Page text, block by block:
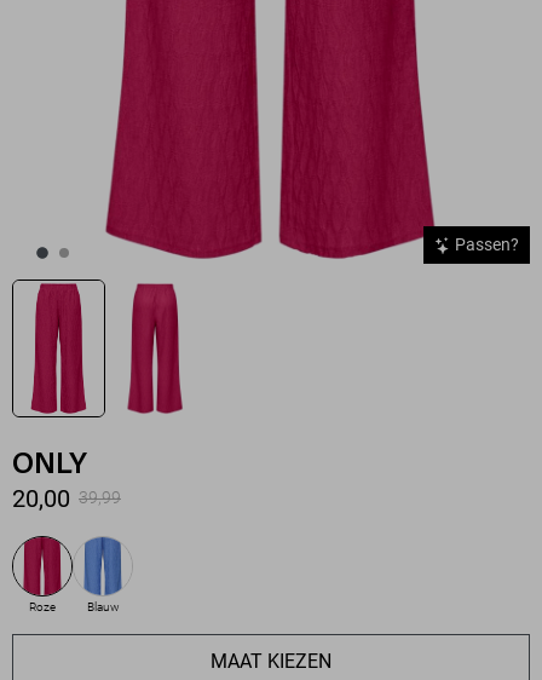
Passen?
ONLY
20,00 39,99
Roze Blauw
MAAT KIEZEN